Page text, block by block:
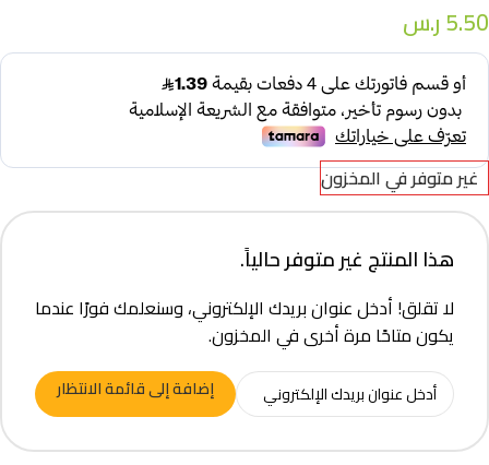
5.50ر.س
غير متوفر في المخزون
هذا المنتج غير متوفر حالياً.
لا تقلق! أدخل عنوان بريدك الإلكتروني، وسنعلمك فورًا عندما
يكون متاحًا مرة أخرى في المخزون.
إضافة إلى قائمة الانتظار